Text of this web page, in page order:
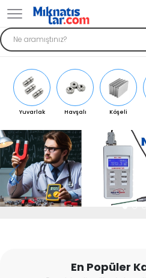
Yuvarlak
Havşalı
Köşeli
En Popüler